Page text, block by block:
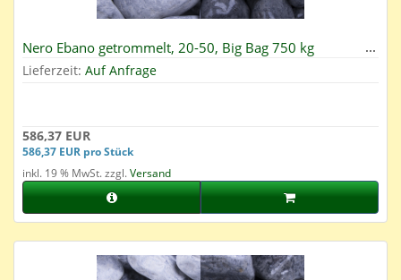
Nero Ebano getrommelt, 20-50, Big Bag 750 kg
Lieferzeit: Auf Anfrage
586,37 EUR
586,37 EUR pro Stück
inkl. 19 % MwSt. zzgl.Versand